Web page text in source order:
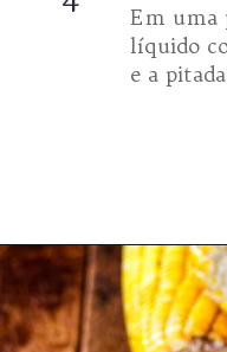
Em uma
líquido
e a
Opening